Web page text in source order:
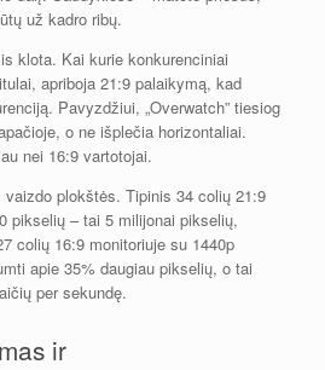
už kadro ribų.
klota. Kai kurie konkurenciniai
apriboja 21:9 palaikymą, kad
Pavyzdžiui, „Overwatch” tiesiog
o ne išplečia horizontaliai.
nei 16:9 vartotojai.
plokštės. Tipinis 34 colių 21:9
pikselių – tai 5 milijonai pikselių,
colių 16:9 monitoriuje su 1440p
apie 35% daugiau pikselių, o tai
per sekundę.
ir